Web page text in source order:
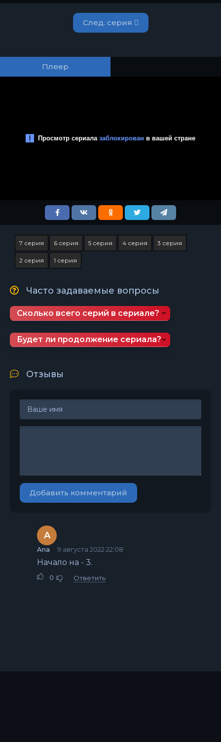
След. серия
Плеер
7 серия 6 серия 5 серия 4 серия 3 серия
2 серия 1 серия
Часто задаваемые вопросы
Сколько всего серий в сериале?
Будет ли продолжение сериала?
Отзывы
Добавить комментарий
A
Ana 9 августа 2022 22:08
Начало на - 3.
0 Ответить